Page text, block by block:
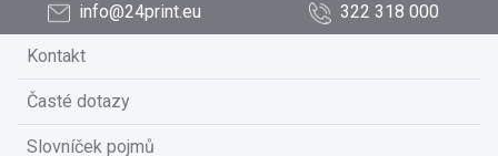
info@24print.eu 322 318 000
Kontakt
Časté dotazy
Slovníček pojmů